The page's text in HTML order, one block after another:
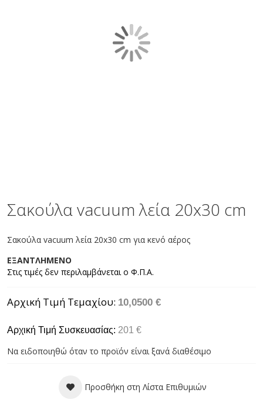
beginning
of
images
Σακούλα vacuum λεία 20x30 cm
Σακούλα vacuum λεία 20x30 cm για κενό αέρος
ΕΞΑΝΤΛΗΜΕΝΟ
Αρχική Τιμή Τεμαχίου 10,0500 €
Αρχική Τιμή Συσκευασίας: 201 €
Να ειδοποιηθώ όταν το προϊόν είναι ξανά διαθέσιμο
Προσθήκη στη Λίστα Επιθυμιών